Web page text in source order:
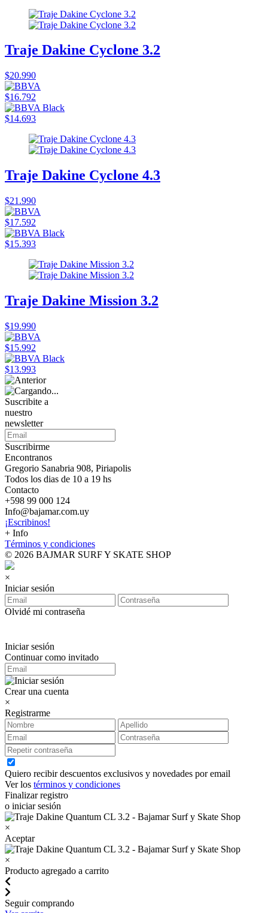
Traje Dakine Cyclone 3.2
$20.990
$16.792
$14.693
Traje Dakine Cyclone 4.3
$21.990
$17.592
$15.393
Traje Dakine Mission 3.2
$19.990
$15.992
$13.993
Suscribite a
nuestro
newsletter
Suscribirme
Encontranos
Gregorio Sanabria 908, Piriapolis
Todos los dias de 10 a 19 hs
Contacto
+598 99 000 124
Info@bajamar.com.uy
¡Escribinos!
+ Info
Términos y condiciones
© 2026 BAJMAR SURF Y SKATE SHOP
×
Iniciar sesión
Olvidé mi contraseña
Iniciar sesión
Continuar como invitado
Crear una cuenta
×
Registrarme
Quiero recibir descuentos exclusivos y novedades por email
Ver los términos y condiciones
Finalizar registro
o iniciar sesión
×
Aceptar
×
Producto agregado a carrito
Seguir comprando